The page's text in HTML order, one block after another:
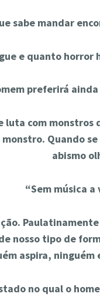
sabe mandar
e quanto horror
preferirá
luta com monstros
Quando
abismo
“Sem música
nosso tipo de
aspira, ninguém
no qual o